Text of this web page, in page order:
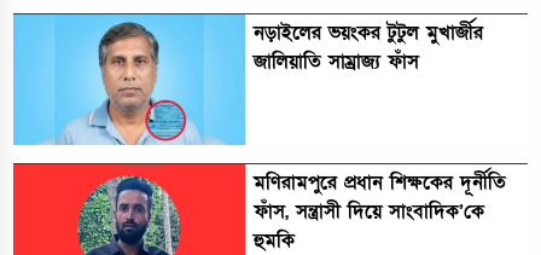
নড়াইলের ভয়ংকর টুটুল মুখার্জীর
জালিয়াতি সাম্রাজ্য ফাঁস
মণিরামপুরে প্রধান শিক্ষকের দূর্নীতি
ফাঁস, সন্ত্রাসী দিয়ে সাংবাদিক’কে
হুমকি